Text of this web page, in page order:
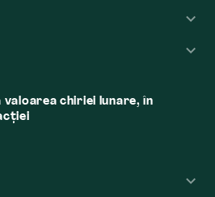
valoarea chiriei lunare, în